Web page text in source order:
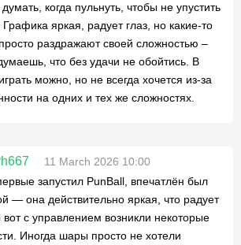
когда пульнуть, чтобы не упустить
яркая, радует глаз, но какие-то
раздражают своей сложностью –
что без удачи не обойтись. В
можно, но не всегда хочется из-за
на одних и тех же сложностях.
11 March 2026 10:00
запустил PunBall, впечатлён был
— она действительно яркая, что радует
вот с управлением возникли некоторые
Иногда шары просто не хотели